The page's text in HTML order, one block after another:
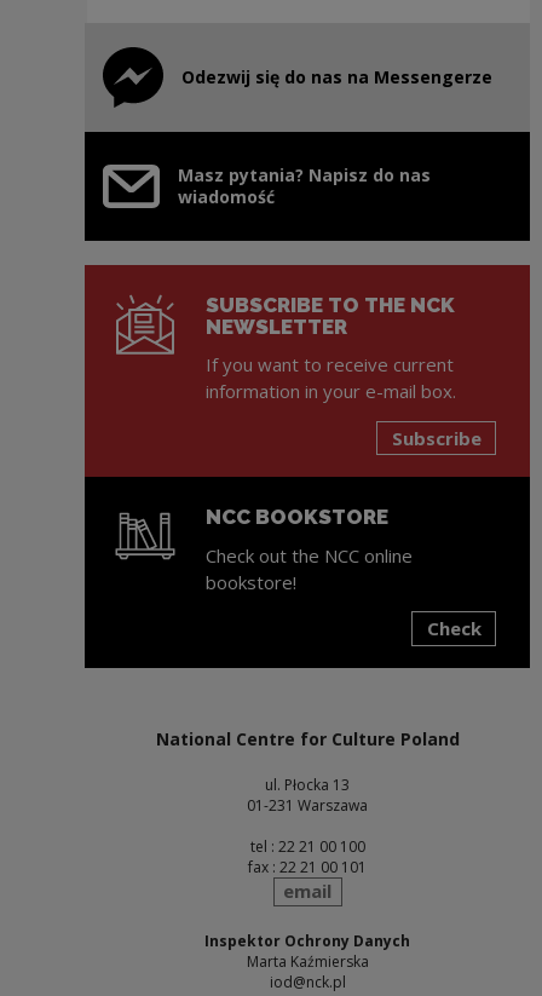
Odezwij się do nas na Messengerze
Note, the link will open in a new window
Masz pytania? Napisz do nas
wiadomość
SUBSCRIBE TO THE NCK
NEWSLETTER
If you want to receive current
information in your e-mail box.
Subscribe
NCC BOOKSTORE
Check out the NCC online
bookstore!
Check
National Centre for Culture Poland
ul. Płocka 13
01-231 Warszawa
tel : 22 21 00 100
fax : 22 21 00 101
send
email
Inspektor Ochrony Danych
Marta Kaźmierska
iod@nck.pl